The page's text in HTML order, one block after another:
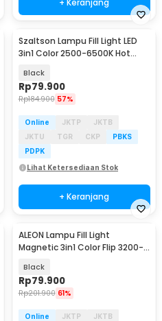
Szaltson Lampu Fill Light LED
3in1 Color 2500-6500K Hot
Black
Rp79.900
Rp184.900 57%
Online JKTP
JKTB
JKTU
TGR CKP
PBKS
PDPK
Lihat Ketersediaan Stok
+ Keranjang
ALEON Lampu Fill Light
Magnetic 3in1 Color Flip 3200-
Black
Rp79.900
Rp201.900 61%
Online JKTP
JKTB